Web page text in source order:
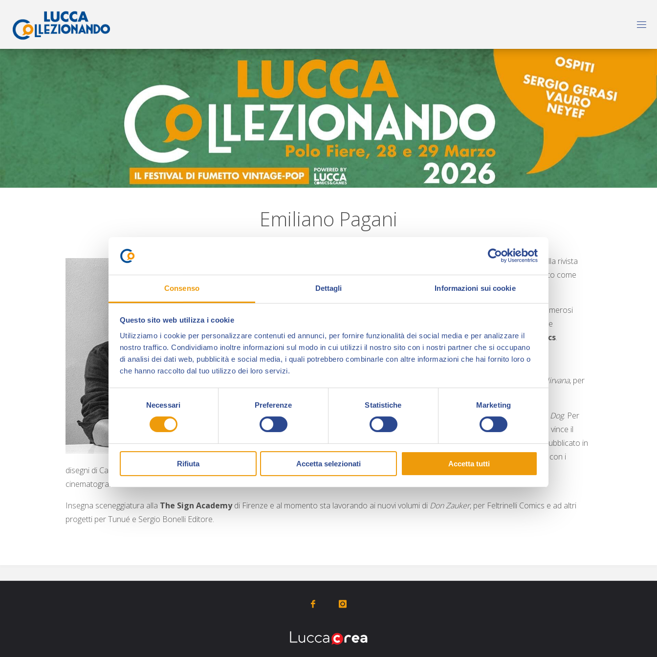
Consenso Dettagli Informazioni sui cookie
Questo sito web utilizza i cookie
Utilizziamo i cookie per personalizzare contenuti ed annunci, per fornire funzionalità dei social media e per analizzare il
nostro traffico. Condividiamo inoltre informazioni sul modo in cui utilizzi il nostro sito con i nostri partner che si occupano
di analisi dei dati web, pubblicità e social media, i quali potrebbero combinarle con altre informazioni che hai fornito loro o
che hanno raccolto dal tuo utilizzo dei loro servizi.
Selezione
del
consenso
Necessari Preferenze Statistiche Marketing
Rifiuta Accetta selezionati Accetta tutti
Emiliano Pagani
(Livorno 1969) è stato per 25 anni uno degli autori di punta della rivista
satiricaIl Vernacoliereper il quale ha creato come disegnatore prima e in seguito come
sceneggiatore diverse serie a fumetti e vignette satiriche.
, vincitore di numerosi
premi nazionali tradotto anche in francese e spagnolo, di cui è autore di soggetti e
sceneggiature. Tutti i 6 volumi diDon Zaukersono pubblicati daFeltrinelli Comics.
Negli anni collabora con la rivista Il Mucchioe conIl Male di Vauro e Vincino.
Nirvana, per
Nel 2015 inizia a collaborare conSergio Bonelli Editore per alcuni albi di Dylan Dog. Per
Tunué
, pubblica la graphic novel Kraken Bruno Cannucciari
che vince il
premio Romics e il premio Boscarato, come miglior fumetto italiano e che viene pubblicato in
Francia, Belgio, Polonia e Spagna, cui ha fatto seguito
, sempre con i
disegni di Cannucciari, e
Roba da Mostri
, una graphic novel per ragazzi. Dei primi due volumi sono stati ceduti i diritti per un adattamento
cinematografico.
Insegna sceneggiatura alla The Sign Academydi Firenze e al momento sta lavorando ai nuovi volumi di Don Zauker, per Feltrinelli Comics e ad altri
progetti per Tunué e Sergio Bonelli Editore.